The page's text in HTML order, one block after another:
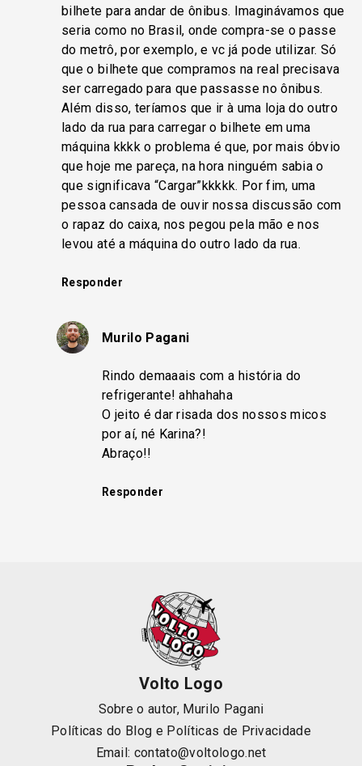
bilhete para andar de ônibus. Imaginávamos que
seria como no Brasil, onde compra-se o passe
do metrô, por exemplo, e vc já pode utilizar. Só
que o bilhete que compramos na real precisava
ser carregado para que passasse no ônibus.
Além disso, teríamos que ir à uma loja do outro
lado da rua para carregar o bilhete em uma
máquina kkkk o problema é que, por mais óbvio
que hoje me pareça, na hora ninguém sabia o
que significava “Cargar”kkkkk. Por fim, uma
pessoa cansada de ouvir nossa discussão com
o rapaz do caixa, nos pegou pela mão e nos
levou até a máquina do outro lado da rua.
Responder
Murilo Pagani
Rindo demaaais com a história do
refrigerante! ahhahaha
O jeito é dar risada dos nossos micos
por aí, né Karina?!
Abraço!!
Responder
Volto Logo
Sobre o autor, Murilo Pagani
Políticas do Blog e Políticas de Privacidade
Email: contato@voltologo.net